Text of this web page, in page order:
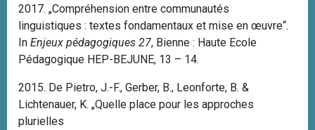
2017. „Compréhension entre communautés
linguistiques : textes fondamentaux et mise en œuvre“.
In Enjeux pédagogiques 27, Bienne : Haute Ecole
Pédagogique HEP-BEJUNE, 13 – 14.
2015. De Pietro, J.-F., Gerber, B., Leonforte, B. &
Lichtenauer, K. „Quelle place pour les approches
plurielles